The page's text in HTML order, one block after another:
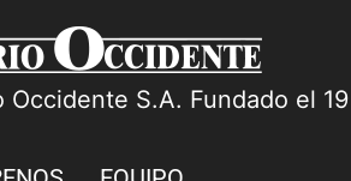
S.A. Fundado el